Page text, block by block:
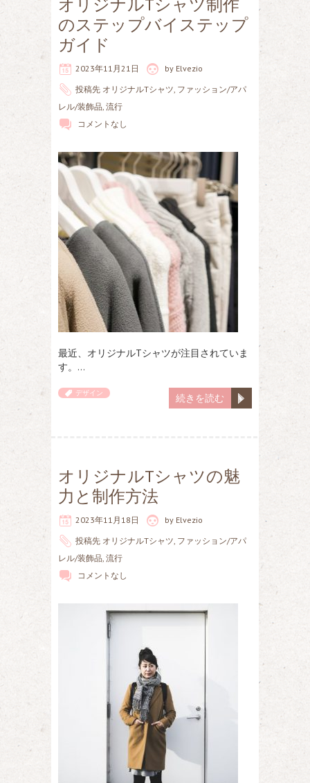
オリジナルTシャツ制作
のステップバイステップ
ガイド
2023年11月21日 by Elvezio
投稿先 オリジナルTシャツ, ファッション/アパ
レル/装飾品, 流行
コメントなし
最近、オリジナルTシャツが注目されていま
す。…
続きを読む
デザイン
オリジナルTシャツの魅
力と制作方法
2023年11月18日 by Elvezio
投稿先 オリジナルTシャツ, ファッション/アパ
レル/装飾品, 流行
コメントなし